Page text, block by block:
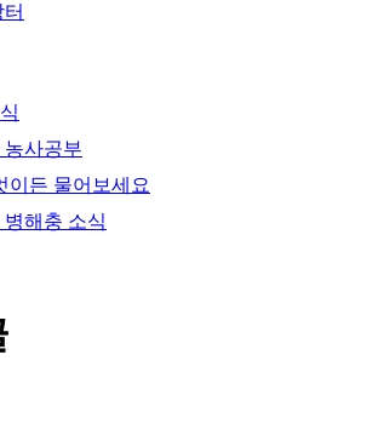
농사공부
이든 물어보세요
해충 소식